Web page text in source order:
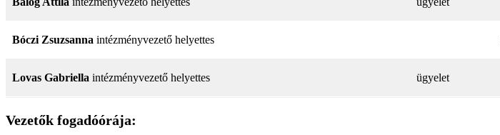
Bóczi Zsuzsanna intézményvezető helyettes
Lovas Gabriella intézményvezető helyettes ügyelet
Vezetők fogadóórája: